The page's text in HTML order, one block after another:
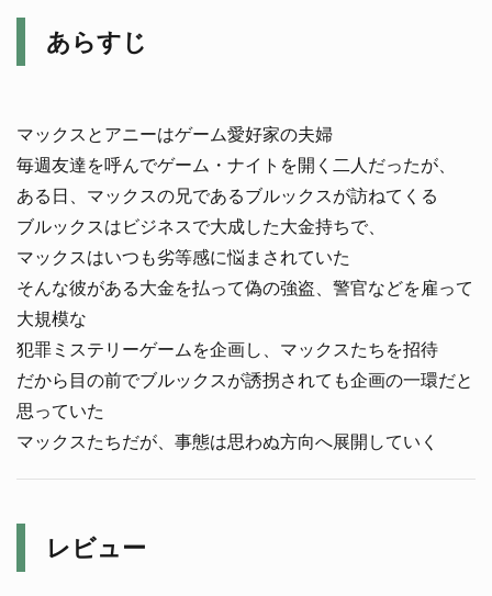
あらすじ
マックスとアニーはゲーム愛好家の夫婦
毎週友達を呼んでゲーム・ナイトを開く二人だったが、
ある日、マックスの兄であるブルックスが訪ねてくる
ブルックスはビジネスで大成した大金持ちで、
マックスはいつも劣等感に悩まされていた
そんな彼がある大金を払って偽の強盗、警官などを雇って
大規模な
犯罪ミステリーゲームを企画し、マックスたちを招待
だから目の前でブルックスが誘拐されても企画の一環だと
思っていた
マックスたちだが、事態は思わぬ方向へ展開していく
レビュー